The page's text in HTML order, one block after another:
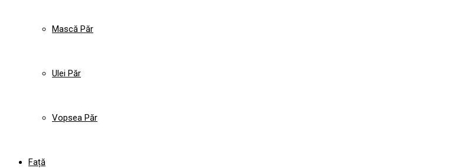
Mască Păr
Ulei Păr
Vopsea Păr
Față